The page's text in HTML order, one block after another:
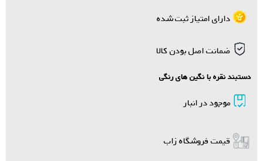
دارای امتیاز ثبت شده
ضمانت اصل بودن کالا
دستبند نقره با نگین های رنگی
موجود در انبار
قیمت فروشگاه زاب